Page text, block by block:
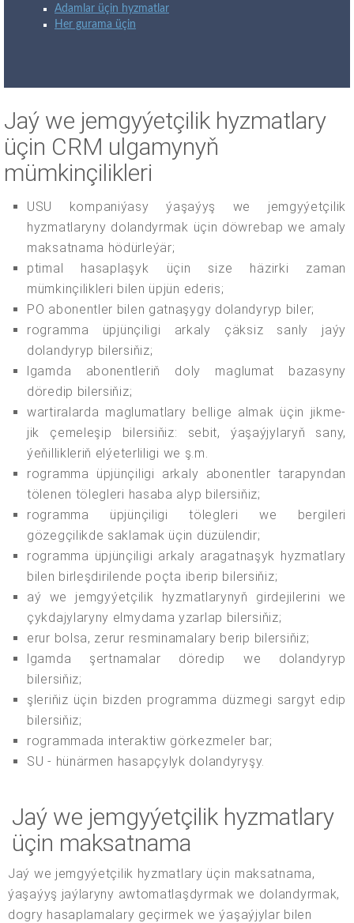
Adamlar üçin hyzmatlar
Her gurama üçin
Jaý we jemgyýetçilik hyzmatlary
üçin CRM ulgamynyň
mümkinçilikleri
USU kompaniýasy ýaşaýyş we jemgyýetçilik
hyzmatlaryny dolandyrmak üçin döwrebap we amaly
maksatnama hödürleýär;
ptimal hasaplaşyk üçin size häzirki zaman
mümkinçilikleri bilen üpjün ederis;
PO abonentler bilen gatnaşygy dolandyryp biler;
rogramma üpjünçiligi arkaly çäksiz sanly jaýy
dolandyryp bilersiňiz;
lgamda abonentleriň doly maglumat bazasyny
döredip bilersiňiz;
wartiralarda maglumatlary bellige almak üçin jikme-
jik çemeleşip bilersiňiz: sebit, ýaşaýjylaryň sany,
ýeňillikleriň elýeterliligi we ş.m.
rogramma üpjünçiligi arkaly abonentler tarapyndan
tölenen tölegleri hasaba alyp bilersiňiz;
rogramma üpjünçiligi tölegleri we bergileri
gözegçilikde saklamak üçin düzülendir;
rogramma üpjünçiligi arkaly aragatnaşyk hyzmatlary
bilen birleşdirilende poçta iberip bilersiňiz;
aý we jemgyýetçilik hyzmatlarynyň girdejilerini we
çykdajylaryny elmydama yzarlap bilersiňiz;
erur bolsa, zerur resminamalary berip bilersiňiz;
lgamda şertnamalar döredip we dolandyryp
bilersiňiz;
şleriňiz üçin bizden programma düzmegi sargyt edip
bilersiňiz;
rogrammada interaktiw görkezmeler bar;
SU - hünärmen hasapçylyk dolandyryşy.
Jaý we jemgyýetçilik hyzmatlary
üçin maksatnama
Jaý we jemgyýetçilik hyzmatlary üçin maksatnama,
ýaşaýyş jaýlaryny awtomatlaşdyrmak we dolandyrmak,
dogry hasaplamalary geçirmek we ýaşaýjylar bilen